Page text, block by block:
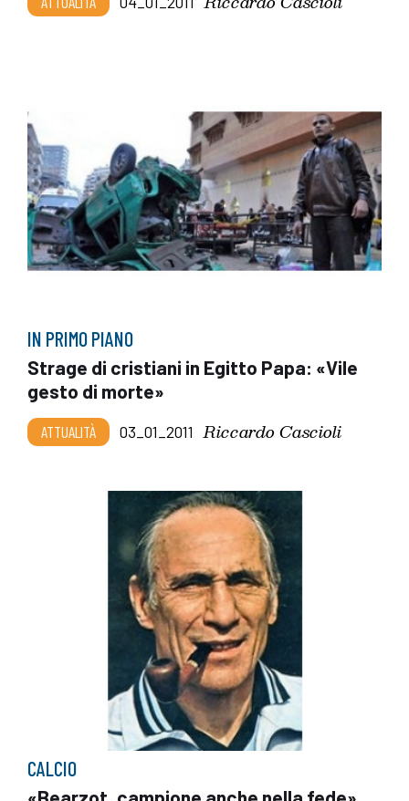
IN PRIMO PIANO
Strage di cristiani in Egitto Papa: «Vile
gesto di morte»
ATTUALITÀ 03_01_2011 Riccardo Cascioli
CALCIO